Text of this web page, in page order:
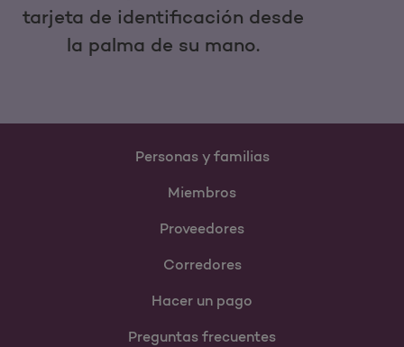
tarjeta de identificación desde
la palma de su mano.
Personas y familias
Miembros
Proveedores
Corredores
Hacer un pago
Preguntas frecuentes